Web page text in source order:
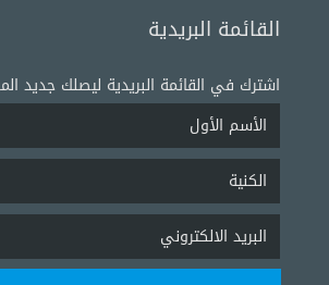
القائمة البريدية
اشترك في القائمة البريدية ليصلك جديد